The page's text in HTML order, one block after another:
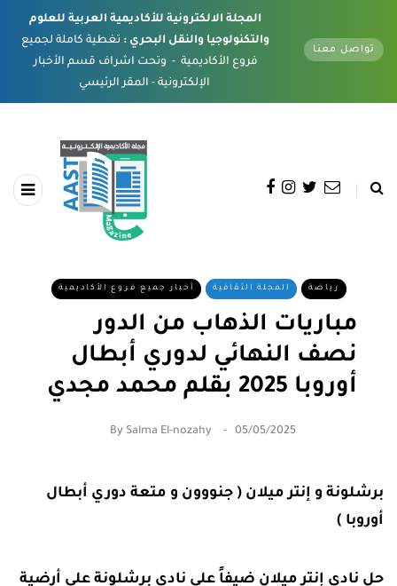
المجلة الالكترونية للأكاديمية العربية للعلوم
والتكنولوجيا والنقل البحري : تغطية كاملة لجميع
فروع الأكاديمية - وتحت اشراف قسم الأخبار
تواصل معنا
أخبار جميع فروع الأكاديمية المجلة الثقافية رياضة
مباريات الذهاب من الدور
نصف النهائي لدوري أبطال
أوروبا 2025 بقلم محمد مجدي
By Salma El-nozahy 05/05/2025
برشلونة و إنتر ميلان ( جنووون و متعة دوري أبطال
أوروبا )
حل نادي إنتر ميلان ضيفاً علي نادي برشلونة علي أرضية